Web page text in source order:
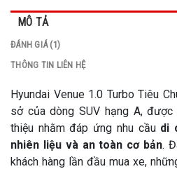
MÔ TẢ
ĐÁNH GIÁ (1)
THÔNG TIN LIÊN HỆ
Hyundai Venue 1.0 Turbo Tiêu
sở của dòng SUV hạng A, được
thiệu nhằm đáp ứng nhu cầu di
nhiên liệu và an toàn cơ bản.
khách hàng lần đầu mua xe,